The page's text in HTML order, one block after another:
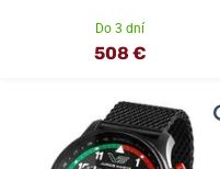
Do 3 dní
508 €